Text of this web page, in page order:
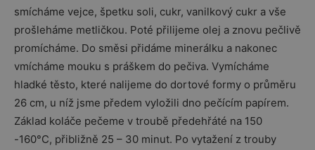
smícháme vejce, špetku soli, cukr, vanilkový cukr a vše
prošleháme metličkou. Poté přilijeme olej a znovu pečlivě
promícháme. Do směsi přidáme minerálku a nakonec
vmícháme mouku s práškem do pečiva. Vymícháme
hladké těsto, které nalijeme do dortové formy o průměru
26 cm, u níž jsme předem vyložili dno pečícím papírem.
Základ koláče pečeme v troubě předehřáté na 150
-160°C, přibližně 25 – 30 minut. Po vytažení z trouby